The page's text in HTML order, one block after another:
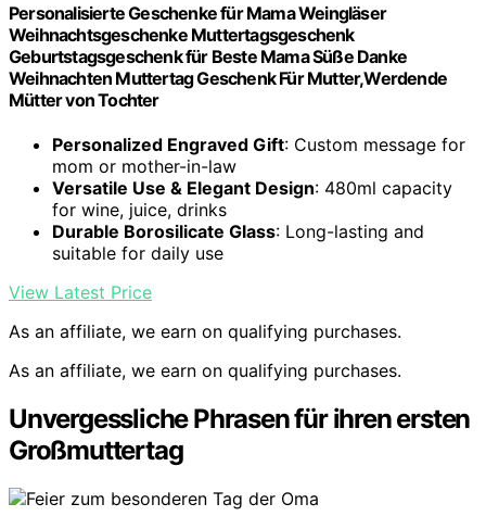
Personalisierte Geschenke für Mama Weingläser
Weihnachtsgeschenke Muttertagsgeschenk
Geburtstagsgeschenk für Beste Mama Süße Danke
Weihnachten Muttertag Geschenk Für Mutter,Werdende
Mütter von Tochter
Personalized Engraved Gift: Custom message for
mom or mother-in-law
Versatile Use & Elegant Design: 480ml capacity
for wine, juice, drinks
Durable Borosilicate Glass: Long-lasting and
suitable for daily use
View Latest Price
As an affiliate, we earn on qualifying purchases.
As an affiliate, we earn on qualifying purchases.
Unvergessliche Phrasen für ihren ersten
Großmuttertag